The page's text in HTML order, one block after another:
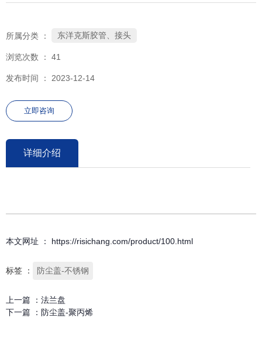
所属分类 ： 东洋克斯胶管、接头
浏览次数 ： 41
发布时间 ： 2023-12-14
立即咨询
详细介绍
本文网址 ： https://risichang.com/product/100.html
标签 ： 防尘盖-不锈钢
上一篇 ： 法兰盘
下一篇 ： 防尘盖-聚丙烯